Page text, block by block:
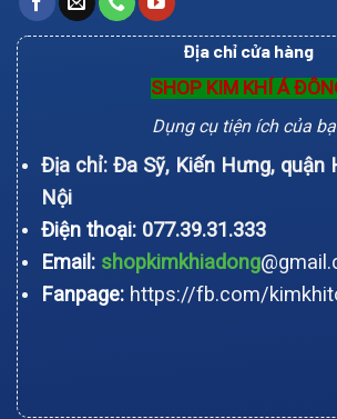
Địa chỉ cửa hàng
SHOP KIM KHÍ Á
Dụng cụ tiện ích của
Địa chỉ: Đa Sỹ, Kiến Hưng, quận
Nội
Điện thoại: 077.39.31.333
Email:shopkimkhiadong
Fanpage: https://fb.com/